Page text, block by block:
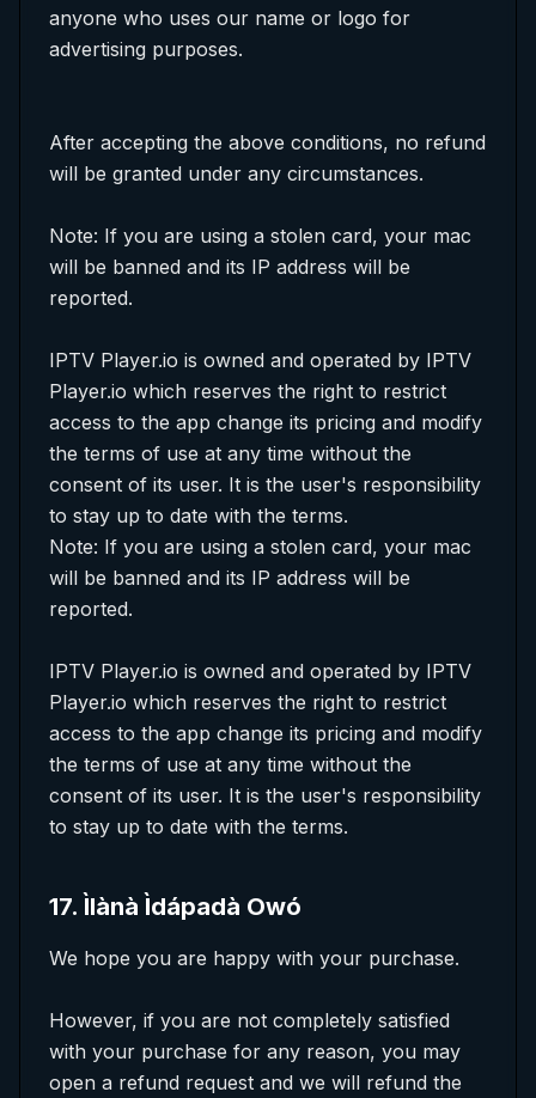
anyone who uses our name or logo for
advertising purposes.
After accepting the above conditions, no refund
will be granted under any circumstances.
Note: If you are using a stolen card, your mac
will be banned and its IP address will be
reported.
IPTV Player.io is owned and operated by IPTV
Player.io which reserves the right to restrict
access to the app change its pricing and modify
the terms of use at any time without the
consent of its user. It is the user's responsibility
to stay up to date with the terms.
Note: If you are using a stolen card, your mac
will be banned and its IP address will be
reported.
IPTV Player.io is owned and operated by IPTV
Player.io which reserves the right to restrict
access to the app change its pricing and modify
the terms of use at any time without the
consent of its user. It is the user's responsibility
to stay up to date with the terms.
17. Ìlànà Ìdápadà Owó
We hope you are happy with your purchase.
However, if you are not completely satisfied
with your purchase for any reason, you may
open a refund request and we will refund the